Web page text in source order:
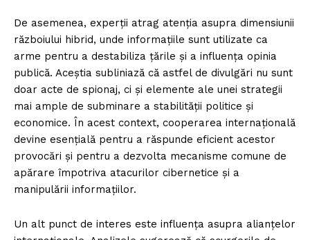
De asemenea, experții atrag atenția asupra dimensiunii
războiului hibrid, unde informațiile sunt utilizate ca
arme pentru a destabiliza țările și a influența opinia
publică. Aceștia subliniază că astfel de divulgări nu sunt
doar acte de spionaj, ci și elemente ale unei strategii
mai ample de subminare a stabilității politice și
economice. În acest context, cooperarea internațională
devine esențială pentru a răspunde eficient acestor
provocări și pentru a dezvolta mecanisme comune de
apărare împotriva atacurilor cibernetice și a
manipulării informațiilor.
Un alt punct de interes este influența asupra alianțelor